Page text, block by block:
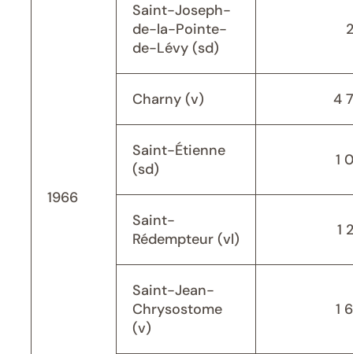
1966
Saint-Joseph-
de-la-Pointe-
de-Lévy (sd)
Charny (v) 4
Saint-Étienne
(sd)
1
Saint-
Rédempteur (vl)
1
Saint-Jean-
Chrysostome
(v)
1